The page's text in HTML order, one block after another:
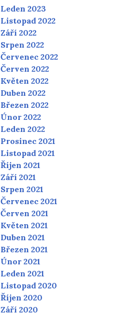
Leden 2023
Listopad 2022
Září 2022
Srpen 2022
Červenec 2022
Červen 2022
Květen 2022
Duben 2022
Březen 2022
Únor 2022
Leden 2022
Prosinec 2021
Listopad 2021
Říjen 2021
Září 2021
Srpen 2021
Červenec 2021
Červen 2021
Květen 2021
Duben 2021
Březen 2021
Únor 2021
Leden 2021
Listopad 2020
Říjen 2020
Září 2020